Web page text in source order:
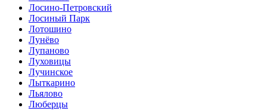
Лосино-Петровский
Лосиный Парк
Лотошино
Лунёво
Лупаново
Луховицы
Лучинское
Лыткарино
Льялово
Люберцы